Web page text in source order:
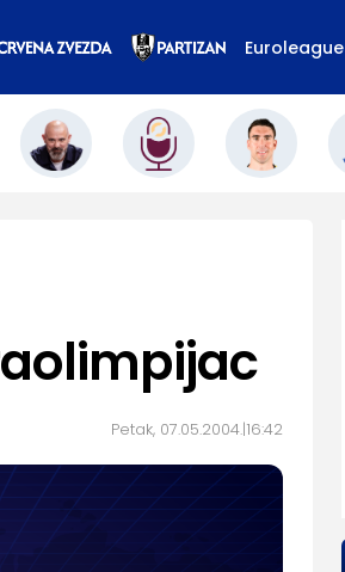
Euroleague
Petak, 07.05.2004. 16:42